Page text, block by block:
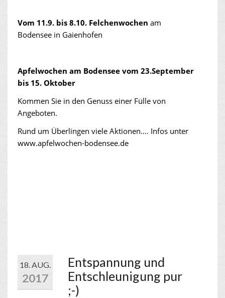
Vom 11.9. bis 8.10. Felchenwochen am
Bodensee in Gaienhofen
Apfelwochen am Bodensee vom 23.September
bis 15. Oktober
Kommen Sie in den Genuss einer Fülle von
Angeboten.
Rund um Überlingen viele Aktionen…. Infos unter
www.apfelwochen-bodensee.de
18. AUG.
2017
Entspannung und
Entschleunigung pur
;-)